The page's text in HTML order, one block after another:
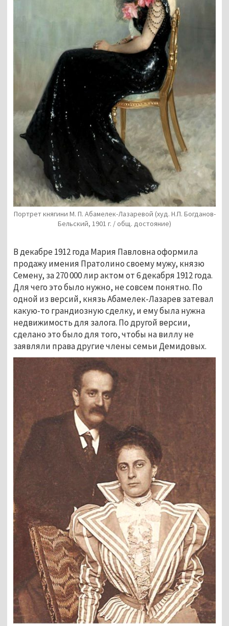
Портрет княгини М. П. Абамелек-Лазаревой (худ. Н.П. Богданов-
Бельский, 1901 г. / общ. достояние)
В декабре 1912 года Мария Павловна оформила
продажу имения Пратолино своему мужу, князю
Семену, за 270 000 лир актом от 6 декабря 1912 года.
Для чего это было нужно, не совсем понятно. По
одной из версий, князь Абамелек-Лазарев затевал
какую-то грандиозную сделку, и ему была нужна
недвижимость для залога. По другой версии,
сделано это было для того, чтобы на виллу не
заявляли права другие члены семьи Демидовых.